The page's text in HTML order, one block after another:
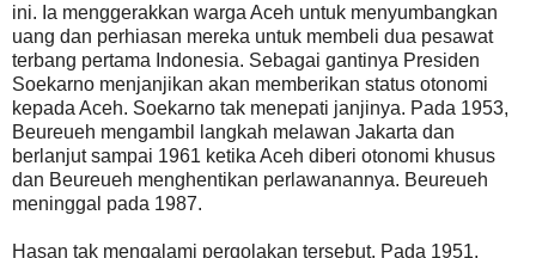
ini. Ia menggerakkan warga Aceh untuk menyumbangkan
uang dan perhiasan mereka untuk membeli dua pesawat
terbang pertama Indonesia. Sebagai gantinya Presiden
Soekarno menjanjikan akan memberikan status otonomi
kepada Aceh. Soekarno tak menepati janjinya. Pada 1953,
Beureueh mengambil langkah melawan Jakarta dan
berlanjut sampai 1961 ketika Aceh diberi otonomi khusus
dan Beureueh menghentikan perlawanannya. Beureueh
meninggal pada 1987.
Hasan tak mengalami pergolakan tersebut. Pada 1951,